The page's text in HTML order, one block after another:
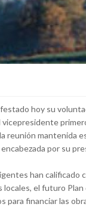
hoy su
vicepresidente
reunión mantenida
por su
han calificado
el futuro
para financiar las